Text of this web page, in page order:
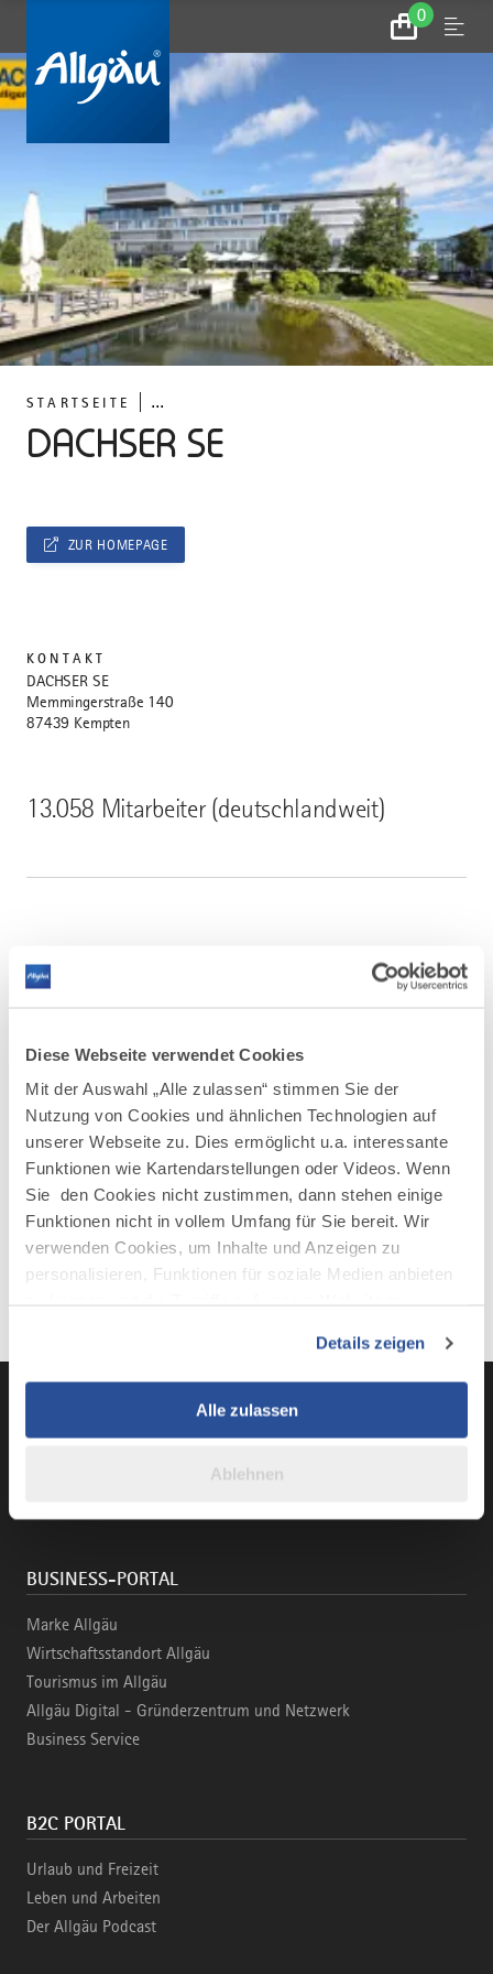
Diese Webseite verwendet Cookies
Mit der Auswahl „Alle zulassen“ stimmen Sie der
Nutzung von Cookies und ähnlichen Technologien auf
unserer Webseite zu. Dies ermöglicht u.a. interessante
Funktionen wie Kartendarstellungen oder Videos. Wenn
Sie den Cookies nicht zustimmen, dann stehen einige
Funktionen nicht in vollem Umfang für Sie bereit. Wir
verwenden Cookies, um Inhalte und Anzeigen zu
personalisieren, Funktionen für soziale Medien anbieten
Verwendung unserer Website an unsere Partner für
soziale Medien, Werbung und Analysen weiter. Unsere
Partner führen diese Informationen möglicherweise mit
weiteren Daten zusammen, die Sie ihnen bereitgestellt
Details zeigen
Alle zulassen
Ablehnen
0
Zum
Warenkorb
Menu
STARTSEITE ...
DACHSER SE
13.058 Mitarbeiter (deutschlandweit)
ZUR HOMEPAGE
KONTAKT
DACHSER SE
Memmingerstraße 140
87439 Kempten
BUSINESS-PORTAL
Marke Allgäu
Wirtschaftsstandort Allgäu
Tourismus im Allgäu
Allgäu Digital - Gründerzentrum und Netzwerk
Business Service
B2C PORTAL
Urlaub und Freizeit
Leben und Arbeiten
Der Allgäu Podcast